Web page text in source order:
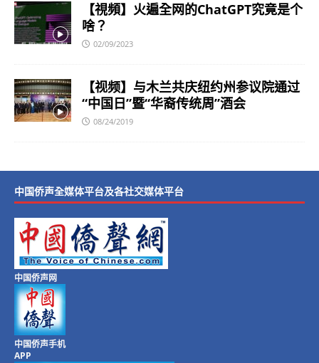
【視頻】火遍全网的ChatGPT究竟是个
啥？
02/09/2023
【视频】与木兰共庆纽约州参议院通过
“中国日”暨“华裔传统周”酒会
08/24/2019
中国侨声全媒体平台及各社交媒体平台
中国侨声网
中国侨声手机
APP